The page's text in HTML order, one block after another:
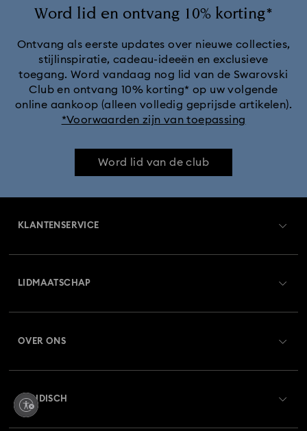
Collectie Black Panther-figuren en -sieraden
Collectie Captain Marvel-figuren en -sieraden
Collectie Hulk-figuren en -sieraden
Collectie Mickey Mouse-figuurtjes en -sieraden
Collectie Zodiac-armbanden
Word lid en ontvang 10% korting*
Ontvang als eerste updates over nieuwe collecties,
stijlinspiratie, cadeau-ideeën en exclusieve
toegang. Word vandaag nog lid van de Swarovski
Club en ontvang 10% korting* op uw volgende
online aankoop (alleen volledig geprijsde artikelen).
*Voorwaarden zijn van toepassing
Word lid van de club
KLANTENSERVICE
Retourneren en ruilen
Reparatiestatus
LIDMAATSCHAP
OVER ONS
Vacatures & Carrière
JURIDISCH